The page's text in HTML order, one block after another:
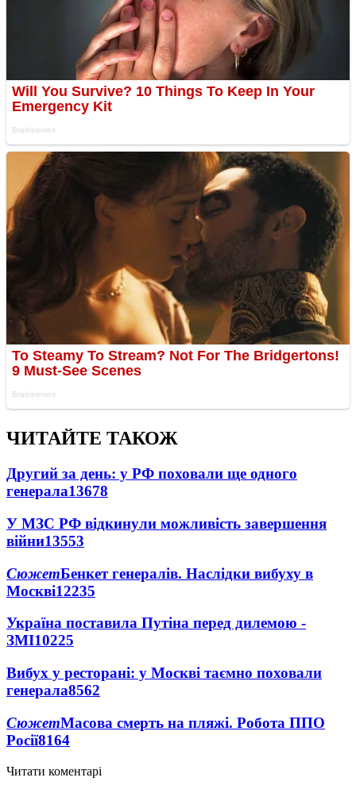
ЧИТАЙТЕ ТАКОЖ
Другий за день: у РФ поховали ще одного
генерала13678
У МЗС РФ відкинули можливість завершення
війни13553
СюжетБенкет генералів. Наслідки вибуху в
Москві12235
Україна поставила Путіна перед дилемою -
ЗМІ10225
Вибух у ресторані: у Москві таємно поховали
генерала8562
СюжетМасова смерть на пляжі. Робота ППО
Росії8164
Читати коментарі